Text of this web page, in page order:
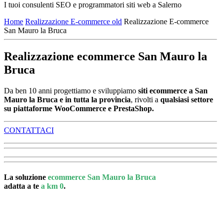
I tuoi consulenti SEO e programmatori siti web a Salerno
Home Realizzazione E-commerce old Realizzazione E-commerce
San Mauro la Bruca
Realizzazione ecommerce San Mauro la
Bruca
Da ben 10 anni progettiamo e sviluppiamo siti ecommerce a San
Mauro la Bruca e in tutta la provincia, rivolti a qualsiasi settore
su piattaforme WooCommerce e PrestaShop.
CONTATTACI
La soluzione ecommerce San Mauro la Bruca
adatta a te a km 0.